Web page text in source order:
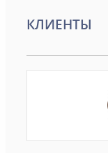
КЛИЕНТЫ